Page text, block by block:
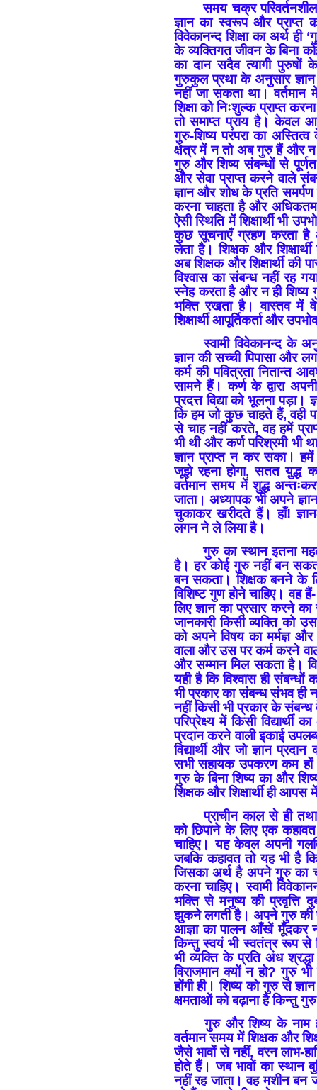
समय चक्र
ज्ञान का स्वरूप और प्राप्त
विवेकानन्द शिक्षा का अर्थ
के व्यक्तिगत जीवन के बिना
का दान सदैव त्यागी पुरुषों के
गुरुकुल प्रथा के अनुसार ज्ञान
नहीं जा सकता था। वर्तमान
शिक्षा को निःशुल्क प्राप्त
तो समाप्त प्राय है। केवल
गुरु-शिष्य परंपरा का
क्षेत्र में न तो अब गुरु हैं और न
गुरु और शिष्य संबन्धों से
और सेवा प्राप्त करने वाले
ज्ञान और शोध के प्रति
करना चाहता है और
ऐसी स्थिति में शिक्षार्थी भी
कुछ सूचनाएँ ग्रहण करता है
लेता है। शिक्षक और
अब शिक्षक और शिक्षार्थी की
विश्वास का संबन्ध नहीं रह
स्नेह करता है और न ही शिष्य
भक्ति रखता है। वास्तव में
शिक्षार्थी आपूर्तिकर्ता और
स्वामी विवेकानन्द के
ज्ञान की सच्ची पिपासा और
कर्म की पवित्रता नितान्त
सामने हैं। कर्ण के द्वारा
प्रदत्त विद्या को भूलना पड़ा।
कि हम जो कुछ चाहते हैं, वही
से चाह नहीं करते, वह हमें
भी थी और कर्ण परिश्रमी भी
ज्ञान प्राप्त न कर सका।
जूझे रहना होगा, सतत यु़द्ध
वर्तमान समय में शुद्ध
जाता। अध्यापक भी अपने
चुकाकर खरीदते हैं। हाँ!
लगन ने ले लिया है।
गुरु का स्थान इतना
है। हर कोई गुरु नहीं बन
बन सकता। शिक्षक बनने के
विशिष्ट गुण होने चाहिए। वह हैं-
लिए ज्ञान का प्रसार करने
जानकारी किसी व्यक्ति को
को अपने विषय का मर्मज्ञ और
वाला और उस पर कर्म करने वाला
और सम्मान मिल सकता है।
यही है कि विश्वास ही
भी प्रकार का संबन्ध संभव ही
नहीं किसी भी प्रकार के
परिप्रेक्ष्य में किसी
प्रदान करने वाली इकाई
विद्यार्थी और जो ज्ञान
सभी सहायक उपकरण कम हों
गुरु के बिना शिष्य का और
शिक्षक और शिक्षार्थी ही
प्राचीन काल से ही
को छिपाने के लिए एक
चाहिए। यह केवल अपनी
जबकि कहावत तो यह भी है
जिसका अर्थ है अपने गुरु का
करना चाहिए। स्वामी
भक्ति से मनुष्य की प्रवृत्ति
झुकने लगती है। अपने गुरु की
आज्ञा का पालन आँखें मूँदकर
किन्तु स्वयं भी स्वतंत्र रूप से
भी व्यक्ति के प्रति अंध
विराजमान क्यों न हो? गुरु
होंगी ही। शिष्य को गुरु से
क्षमताओं को बढ़ाना है किन्तु
गुरु और शिष्य के नाम
वर्तमान समय में शिक्षक और
जैसे भावों से नहीं, वरन लाभ-
होते हैं। जब भावों का स्थान
नहीं रह जाता। वह मशीन बन